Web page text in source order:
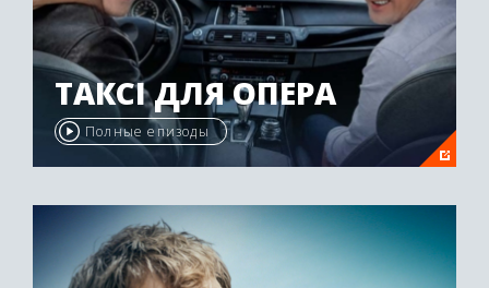
ТАКСІ ДЛЯ ОПЕРА
Полные епизоды